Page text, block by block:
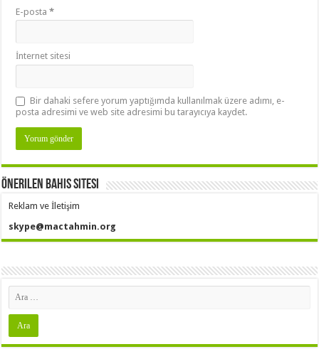
E-posta*
İnternet sitesi
Bir dahaki sefere yorum yaptığımda kullanılmak üzere adımı, e-
posta adresimi ve web site adresimi bu tarayıcıya kaydet.
Önerilen Bahis Sitesi
Reklam ve İletişim
skype@mactahmin.org